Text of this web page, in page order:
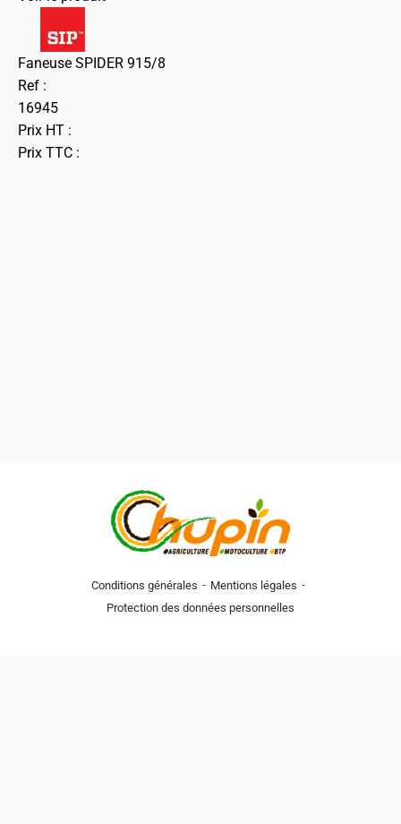
Faneuse SPIDER 915/8
Ref :
16945
Prix HT :
Prix TTC :
Conditions générales - Mentions légales -
Protection des données personnelles